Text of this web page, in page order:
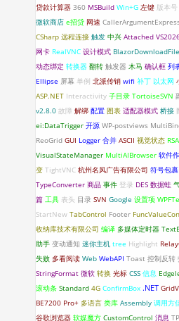
贷款计算器 360 MSBuild Win+G 左键 版本号
微软商店 e招贷 网速
CSharp 远程连接 触发 中兴 Attached
网卡 RealVNC 设计模式 BlazorDownloadFile
动态绑定 转换器 翻转 触发器 木马 确认框 列
Ellipse 屏幕 单例 北派传销 wifi 补丁 以太网
ASP.NET Interactivity 子目录 TortoiseSVN
v2.8.0 故障 解绑 配置 图表 适配器模式 桥接
ei:DataTrigger 开源 WP-postviews
ReoGrid GUI Logger 合并 ASCII 视觉状态 RSA
VisualStateManager MultiAIBrowser 软件
变 TightVNC 杭州名风广告有限公司 符号包裹
TypeConverter 商品 事件 登录 DES 数据蛙
篇 工具 表头 目录 SVN Google 设置项
StartNew TabControl Footer
收纳库技术有限公司 编译 多媒体定时器
助手 变动通知 迷你主机 tree Highlight
失败 多看阅读 Web WebAPI Toast 控制反转
StringFormat 微软 转换 光标 CSS 信息
滚动条 Standard 4G ConfirmBox .NET
BE7200 Pro+ 多语言 类库 Assembly 调用方
谷歌浏览器 软媒魔方 CustomControl 消息